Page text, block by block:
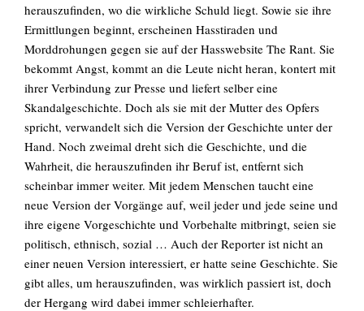
Suchen
nach:
herauszufinden, wo die wirkliche Schuld liegt. Sowie sie ihre
Ermittlungen beginnt, erscheinen Hasstiraden und
Morddrohungen gegen sie auf der Hasswebsite The Rant. Sie
bekommt Angst, kommt an die Leute nicht heran, kontert mit
ihrer Verbindung zur Presse und liefert selber eine
Skandalgeschichte. Doch als sie mit der Mutter des Opfers
spricht, verwandelt sich die Version der Geschichte unter der
Hand. Noch zweimal dreht sich die Geschichte, und die
Wahrheit, die herauszufinden ihr Beruf ist, entfernt sich
scheinbar immer weiter. Mit jedem Menschen taucht eine
neue Version der Vorgänge auf, weil jeder und jede seine und
ihre eigene Vorgeschichte und Vorbehalte mitbringt, seien sie
politisch, ethnisch, sozial … Auch der Reporter ist nicht an
einer neuen Version interessiert, er hatte seine Geschichte. Sie
gibt alles, um herauszufinden, was wirklich passiert ist, doch
der Hergang wird dabei immer schleierhafter.